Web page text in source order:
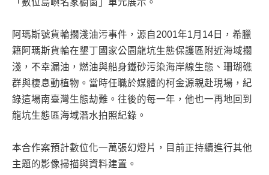
「數位島嶼名家櫥窗」單元展示。
阿瑪斯號貨輪擱淺油污事件，源自2001年1月14日，希臘
籍阿瑪斯貨輪在墾丁國家公園龍坑生態保護區附近海域擱
淺，不幸漏油，燃油與船身鐵砂污染海岸線生態、珊瑚礁
群與棲息動植物。當時任職於媒體的柯金源親赴現場，紀
錄這場南臺灣生態劫難。往後的每一年，他也一再地回到
龍坑生態區海域潛水拍照紀錄。
本合作案預計數位化一萬張幻燈片，目前正持續進行其他
主題的影像掃描與資料建置。